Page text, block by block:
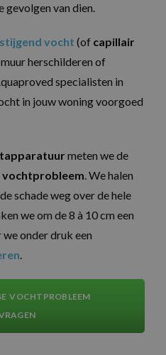
gevolgen van dien.
vocht (of capillair
herschilderen of
specialisten in
in jouw woning voorgoed
meten we de
vochtprobleem. We halen
schade weg over de hele
we om de 8 à 10 cm een
onder druk een
.
VOCHTPROBLEEM